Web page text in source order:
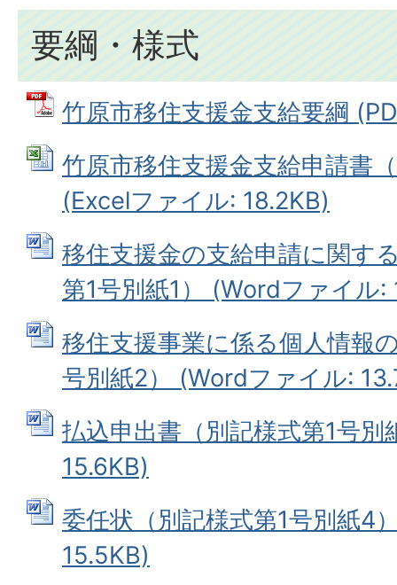
要綱・様式
竹原市移住支援金支給要綱
竹原市移住支援金支給申請書
(Excelファイル: 18.2KB)
移住支援金の支給申請に関す
第1号別紙1） (Wordファイル:
移住支援事業に係る個人情報
号別紙2） (Wordファイル:
払込申出書（別記様式第1号
15.6KB)
委任状（別記様式第1号別紙4
15.5KB)